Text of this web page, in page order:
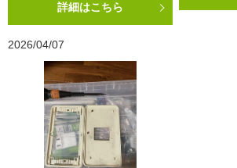
詳細はこちら
2026/04/07